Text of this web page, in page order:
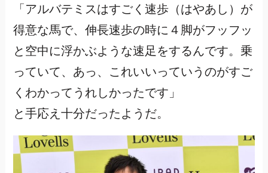
「アルバテミスはすごく速歩（はやあし）が
得意な馬で、伸長速歩の時に４脚がフッフッ
と空中に浮かぶような速足をするんです。乗
っていて、あっ、これいいっていうのがすご
くわかってうれしかったです」
と手応え十分だったようだ。